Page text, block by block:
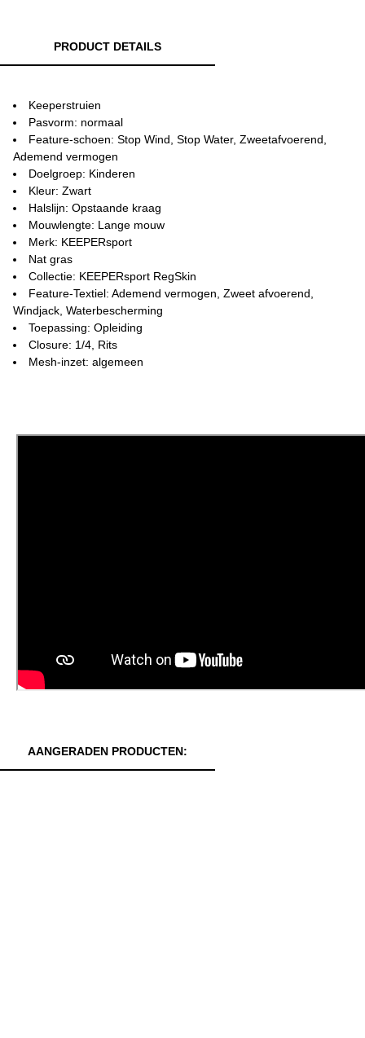
PRODUCT DETAILS
Keeperstruien
Pasvorm: normaal
Feature-schoen: Stop Wind, Stop Water, Zweetafvoerend,
Ademend vermogen
Doelgroep: Kinderen
Kleur: Zwart
Halslijn: Opstaande kraag
Mouwlengte: Lange mouw
Merk: KEEPERsport
Nat gras
Collectie: KEEPERsport RegSkin
Feature-Textiel: Ademend vermogen, Zweet afvoerend,
Windjack, Waterbescherming
Toepassing: Opleiding
Closure: 1/4, Rits
Mesh-inzet: algemeen
AANGERADEN PRODUCTEN: